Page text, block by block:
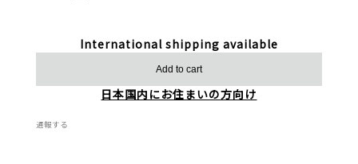
International shipping available
Add to cart
日本国内にお住まいの方向け
通報する